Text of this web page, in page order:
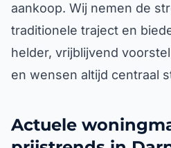
aankoop. Wij nemen de
traditionele traject en
helder, vrijblijvend
en wensen altijd centraal
Actuele